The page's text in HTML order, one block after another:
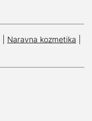
Naravna kozmetika